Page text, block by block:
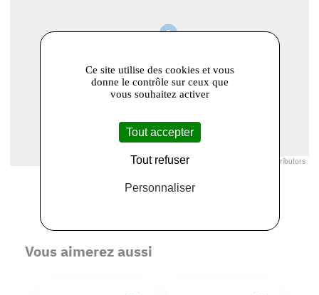
© Openstreetmap France | © contributors
Vous aimerez aussi
Ce site utilise des cookies et vous
donne le contrôle sur ceux que
vous souhaitez activer
Tout accepter
Tout refuser
Personnaliser